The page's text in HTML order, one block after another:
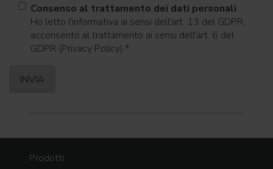
Consenso al trattamento dei dati personali
Ho letto l'informativa ai sensi dell'art. 13 del GDPR;
acconsento al trattamento ai sensi dell'art. 6 del
GDPR (Privacy Policy).*
Prodotti